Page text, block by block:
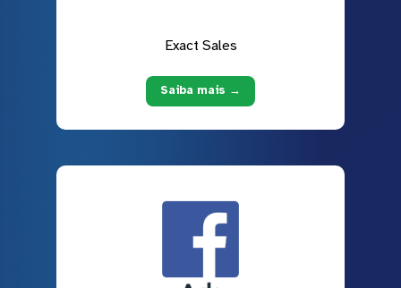
Exact Sales
Saiba mais →